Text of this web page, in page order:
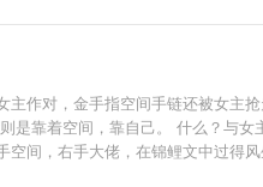
作对，金手指空间手链还被女主
靠着空间，靠自己。 什么？与
间，右手大佬，在锦鲤文中过得